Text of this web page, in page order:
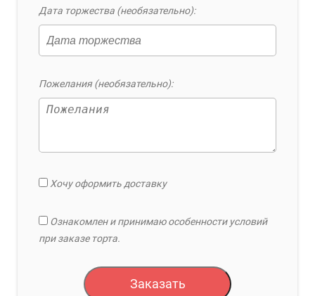
Дата торжества (необязательно):
Пожелания (необязательно):
Хочу оформить доставку
Ознакомлен и принимаю особенности условий
при заказе торта.
Заказать